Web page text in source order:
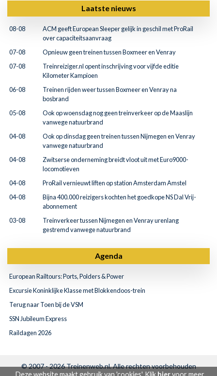
Deze website maakt gebruik van 'cookies'. Klik hiervoor meer
Laatste nieuws
08-08
ACM geeft European Sleeper gelijk in geschil met ProRail
over capaciteitsaanvraag
07-08
Opnieuw geen treinen tussen Boxmeer en Venray
07-08
Treinreiziger.nl opent inschrijving voor vijfde editie
Kilometer Kampioen
06-08
Treinen rijden weer tussen Boxmeer en Venray na
bosbrand
05-08
Ook op woensdag nog geen treinverkeer op de Maaslijn
vanwege natuurbrand
04-08
Ook op dinsdag geen treinen tussen Nijmegen en Venray
vanwege natuurbrand
04-08
Zwitserse onderneming breidt vloot uit met Euro9000-
locomotieven
04-08
ProRail vernieuwt liften op station Amsterdam Amstel
04-08
Bijna 400.000 reizigers kochten het goedkope NS Dal Vrij-
abonnement
03-08
Treinverkeer tussen Nijmegen en Venray urenlang
gestremd vanwege natuurbrand
Agenda
European Railtours: Ports, Polders & Power
Excursie Koninklijke Klasse met Blokkendoos-trein
Terug naar Toen bij de VSM
SSN Jubileum Express
Raildagen 2026
© 2007 - 2026Treinenweb.nl. Alle rechten voorbehouden